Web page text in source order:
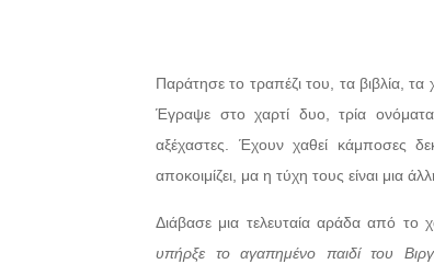
Παράτησε το τραπέζι του, τα βιβλία,
Έγραψε στο χαρτί δυο, τρία
αξέχαστες. Έχουν χαθεί κάμποσες
αποκοιμίζει, μα η τύχη τους είναι μια
Διάβασε μια τελευταία αράδα από το
υπήρξε το αγαπημένο παιδί του